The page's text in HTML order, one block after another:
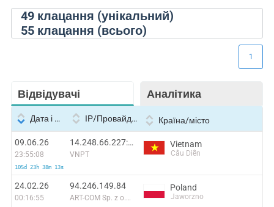
49клацання (унікальний)
55клацання (всього)
Відвідувачі Аналітика
1
Дата і час IP/Провайдер Країна/місто
09.06.26
23:55:08
105d 23h 38m 13s
14.248.66.227:52580
VNPT
Vietnam
Cầu Diễn
24.02.26
00:16:55
94.246.149.84
ART-COM Sp. z o.o. LIR
Poland
Jaworzno